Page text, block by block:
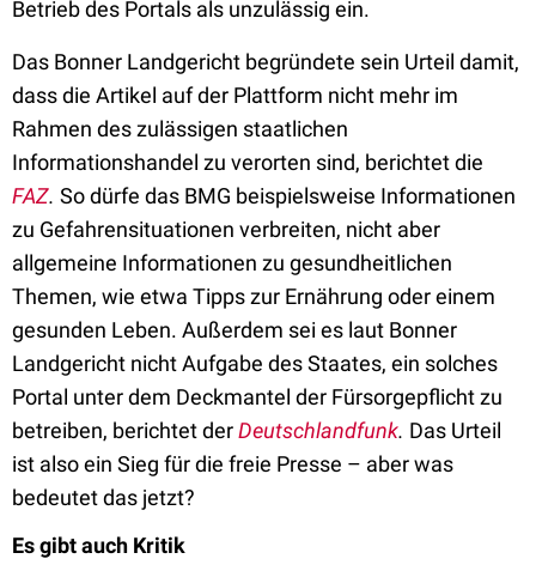
Betrieb des Portals als unzulässig ein.
Das Bonner Landgericht begründete sein Urteil damit,
dass die Artikel auf der Plattform nicht mehr im
Rahmen des zulässigen staatlichen
Informationshandel zu verorten sind, berichtet die
FAZ. So dürfe das BMG beispielsweise Informationen
zu Gefahrensituationen verbreiten, nicht aber
allgemeine Informationen zu gesundheitlichen
Themen, wie etwa Tipps zur Ernährung oder einem
gesunden Leben. Außerdem sei es laut Bonner
Landgericht nicht Aufgabe des Staates, ein solches
Portal unter dem Deckmantel der Fürsorgepflicht zu
betreiben, berichtet derDeutschlandfunk. Das Urteil
ist also ein Sieg für die freie Presse – aber was
bedeutet das jetzt?
Es gibt auch Kritik